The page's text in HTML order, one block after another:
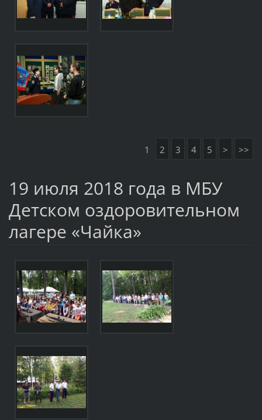
1 2 3 4 5 > >>
19 июля 2018 года в МБУ
Детском оздоровительном
лагере «Чайка»